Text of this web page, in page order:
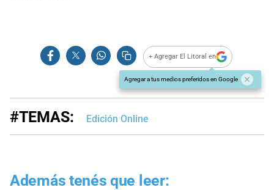
+ Agregar El Litoral en
Agregar a tus medios preferidos en Google
#TEMAS: Edición Online
Además tenés que leer: